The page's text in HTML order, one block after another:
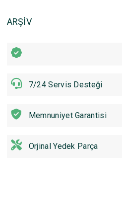
ARŞİV
7/24 Servis Desteği
Memnuniyet Garantisi
Orjinal Yedek Parça